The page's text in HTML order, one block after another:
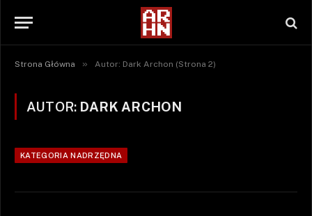
Strona Główna » Autor: Dark Archon (Strona 2)
AUTOR: DARK ARCHON
KATEGORIA NADRZĘDNA